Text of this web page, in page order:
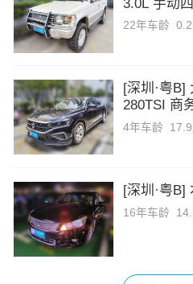
3.0L 手动
22年车龄
[深圳·粤B]
280TSI 商
4年车龄
[深圳·粤B]
16年车龄